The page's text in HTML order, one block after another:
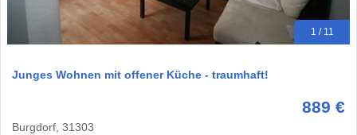
1 / 11
Junges Wohnen mit offener Küche - traumhaft!
889 €
Burgdorf, 31303